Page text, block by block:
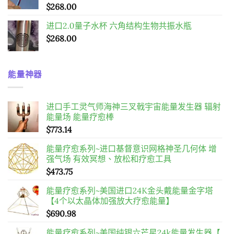
$268.00
进口2.0量子水杯 六角结构生物共振水瓶
$268.00
能量神器
进口手工灵气师海神三叉戟宇宙能量发生器 辐射
能量场 能量疗愈棒
$773.14
能量疗愈系列~进口基督意识网格神圣几何体 增
强气场 有效冥想、放松和疗愈工具
$473.75
能量疗愈系列~美国进口24K金头戴能量金字塔
【4个以太晶体加强放大疗愈能量】
$690.98